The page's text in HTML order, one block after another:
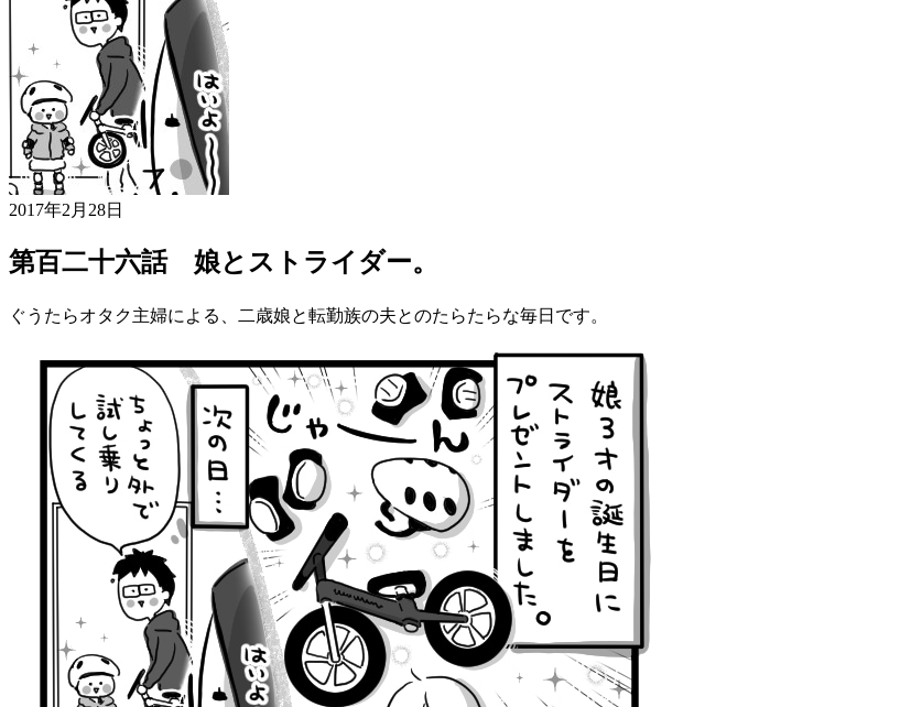
2017年2月28日
第百二十六話 娘とストライダー。
ぐうたらオタク主婦による、二歳娘と転勤族の夫とのたらたらな毎日です。